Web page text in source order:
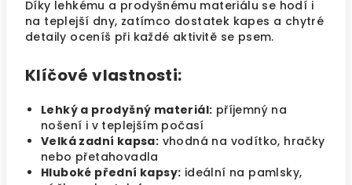
Díky lehkému a prodyšnému materiálu se hodí i
na teplejší dny, zatímco dostatek kapes a chytré
detaily oceníš při každé aktivitě se psem.
Klíčové vlastnosti:
Lehký a prodyšný materiál: příjemný na
nošení i v teplejším počasí
Velká zadní kapsa: vhodná na vodítko, hračky
nebo přetahovadla
Hluboké přední kapsy: ideální na pamlsky,